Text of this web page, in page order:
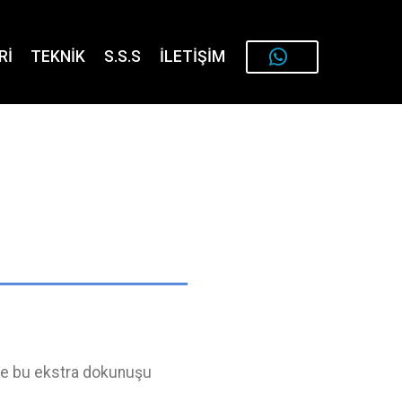
bu ekstra dokunuşu
TEKNİK S.S.S İLETİŞİM